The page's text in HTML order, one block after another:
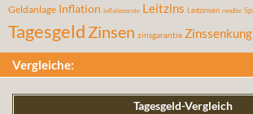
Geldanlage Inflation inflationsrate Leitzins Leitzinsen rendite
Tagesgeld Zinsen zinsgarantie Zinssenkung
Vergleiche:
Tagesgeld-Vergleich